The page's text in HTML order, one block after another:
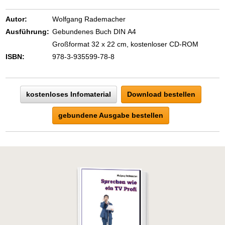
Autor:
Wolfgang Rademacher
Ausführung: Gebundenes Buch DIN A4
Großformat 32 x 22 cm, kostenloser CD-ROM
ISBN:
978-3-935599-78-8
kostenloses Infomaterial Download bestellen
gebundene Ausgabe bestellen